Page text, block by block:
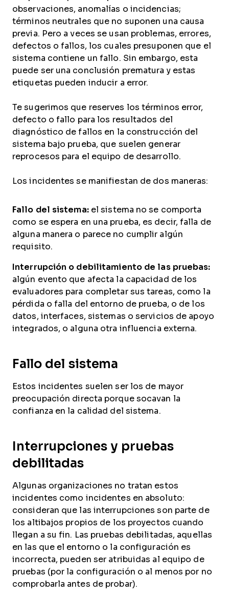
observaciones, anomalías o incidencias;
términos neutrales que no suponen una causa
previa. Pero a veces se usan problemas, errores,
defectos o fallos, los cuales presuponen que el
sistema contiene un fallo. Sin embargo, esta
puede ser una conclusión prematura y estas
etiquetas pueden inducir a error.
Te sugerimos que reserves los términos error,
defecto o fallo para los resultados del
diagnóstico de fallos en la construcción del
sistema bajo prueba, que suelen generar
reprocesos para el equipo de desarrollo.
Los incidentes se manifiestan de dos maneras:
Fallo del sistema:el sistema no se comporta
como se espera en una prueba, es decir, falla de
alguna manera o parece no cumplir algún
requisito.
Interrupción o debilitamiento de las pruebas:
algún evento que afecta la capacidad de los
evaluadores para completar sus tareas, como la
pérdida o falla del entorno de prueba, o de los
datos, interfaces, sistemas o servicios de apoyo
integrados, o alguna otra influencia externa.
Fallo del sistema
Estos incidentes suelen ser los de mayor
preocupación directa porque socavan la
confianza en la calidad del sistema.
Interrupciones y pruebas
debilitadas
Algunas organizaciones no tratan estos
incidentes como incidentes en absoluto:
consideran que las interrupciones son parte de
los altibajos propios de los proyectos cuando
llegan a su fin. Las pruebas debilitadas, aquellas
en las que el entorno o la configuración es
incorrecta, pueden ser atribuidas al equipo de
pruebas (por la configuración o al menos por no
comprobarla antes de probar).